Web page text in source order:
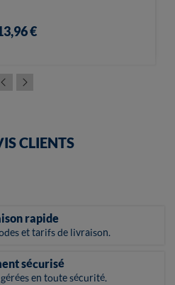
€
CLIENTS
rapide
et tarifs de livraison.
sécurisé
en toute sécurité.